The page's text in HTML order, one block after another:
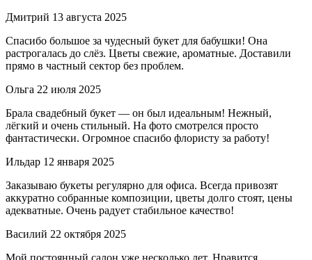
Дмитрий 13 августа 2025
Спасибо большое за чудесный букет для бабушки! Она
растрогалась до слёз. Цветы свежие, ароматные. Доставили
прямо в частный сектор без проблем.
Ольга 22 июля 2025
Брала свадебный букет — он был идеальным! Нежный,
лёгкий и очень стильный. На фото смотрелся просто
фантастически. Огромное спасибо флористу за работу!
Ильдар 12 января 2025
Заказываю букеты регулярно для офиса. Всегда привозят
аккуратно собранные композиции, цветы долго стоят, цены
адекватные. Очень радует стабильное качество!
Василий 22 октября 2025
Мой постоянный салон уже несколько лет. Нравится